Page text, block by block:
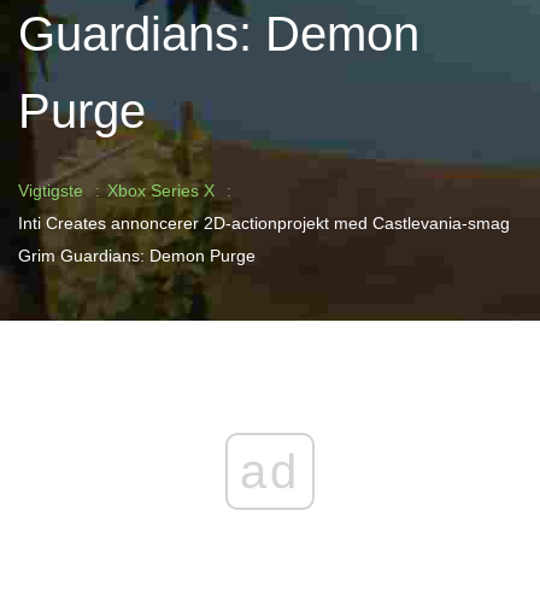
Guardians: Demon
Purge
Vigtigste
Xbox Series X
Inti Creates annoncerer 2D-actionprojekt med Castlevania-smag
Grim Guardians: Demon Purge
ad